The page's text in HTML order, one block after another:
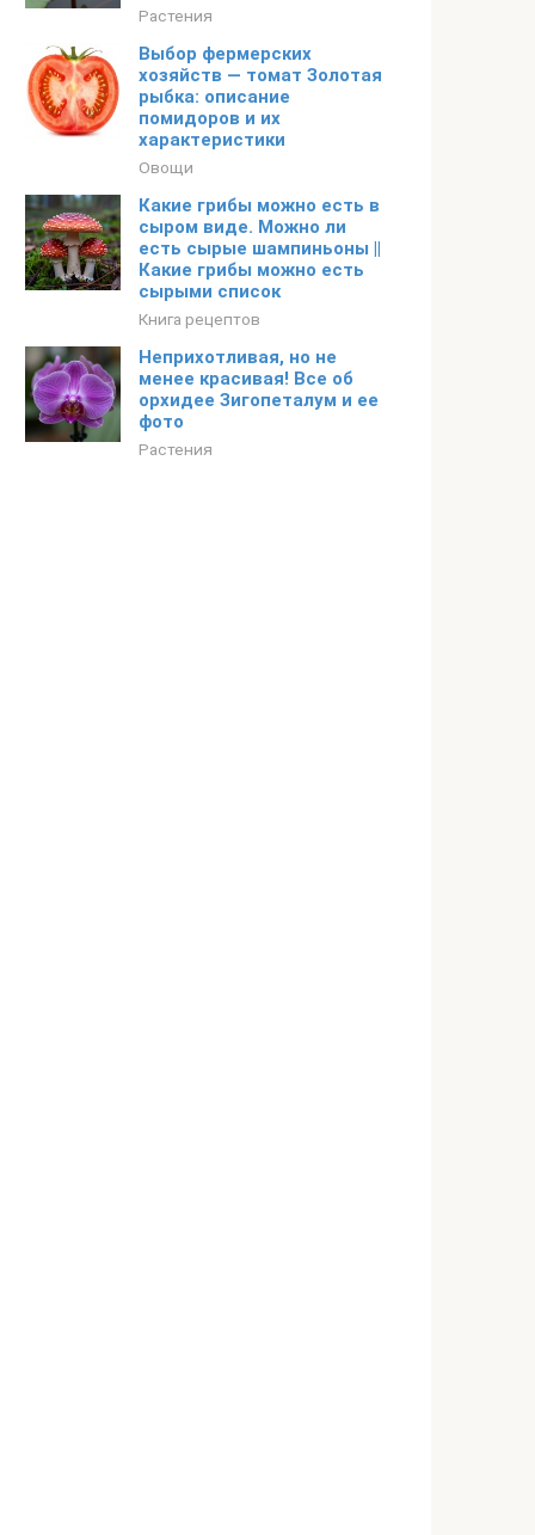
Растения
Выбор фермерских
хозяйств — томат Золотая
рыбка: описание
помидоров и их
характеристики
Овощи
Какие грибы можно есть в
сыром виде. Можно ли
есть сырые шампиньоны ||
Какие грибы можно есть
сырыми список
Книга рецептов
Неприхотливая, но не
менее красивая! Все об
орхидее Зигопеталум и ее
фото
Растения